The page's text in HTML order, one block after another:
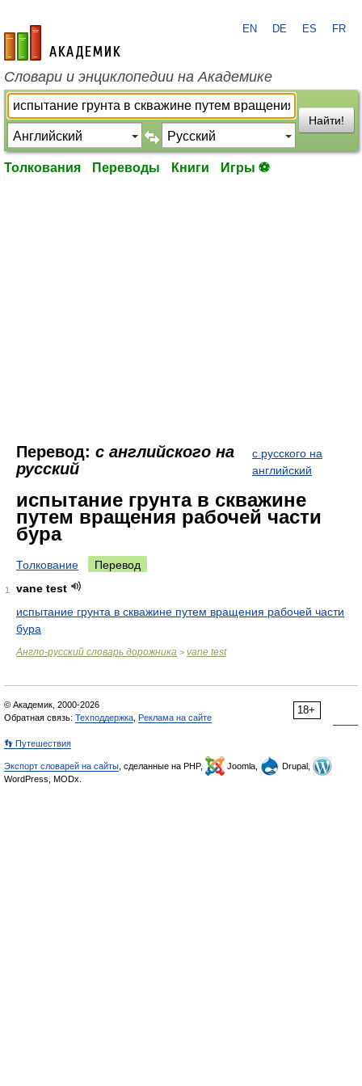
academic.ru
EN DE ES FR
Словари и энциклопедии на Академике
Найти!
Толкования Переводы Книги Игры ⚽
Перевод: с английского на
русский
с русского на
английский
испытание грунта в скважине
путем вращения рабочей части
бура
Толкование Перевод
1
vane test
испытание грунта в скважине путем вращения рабочей части
бура
Англо-русский словарь дорожника > vane test
18+
© Академик, 2000-2026
Обратная связь: Техподдержка Реклама на сайте
👣 Путешествия
Экспорт словарей на сайты , сделанные на PHP, Joomla,
Drupal,
WordPress, MODx.